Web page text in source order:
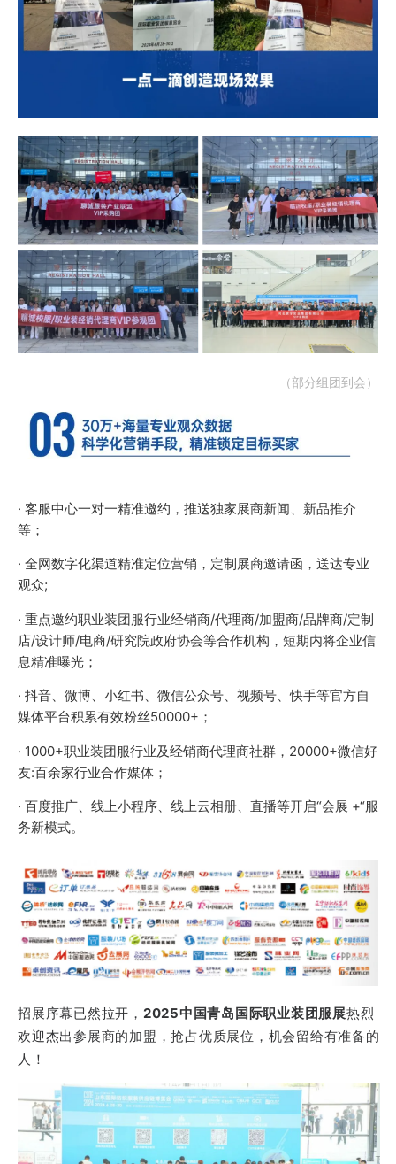
（部分组团到会）
· 客服中心一对一精准邀约，推送独家展商新闻、新品推介
等；
· 全网数字化渠道精准定位营销，定制展商邀请函，送达专业
观众;
· 重点邀约职业装团服行业经销商/代理商/加盟商/品牌商/定制
店/设计师/电商/研究院政府协会等合作机构，短期内将企业信
息精准曝光；
· 抖音、微博、小红书、微信公众号、视频号、快手等官方自
媒体平台积累有效粉丝50000+；
· 1000+职业装团服行业及经销商代理商社群，20000+微信好
友:百余家行业合作媒体；
· 百度推广、线上小程序、线上云相册、直播等开启“会展 +“服
务新模式。
招展序幕已然拉开， 2025中国青岛国际职业装团服展热烈
欢迎杰出参展商的加盟，抢占优质展位，机会留给有准备的
人！